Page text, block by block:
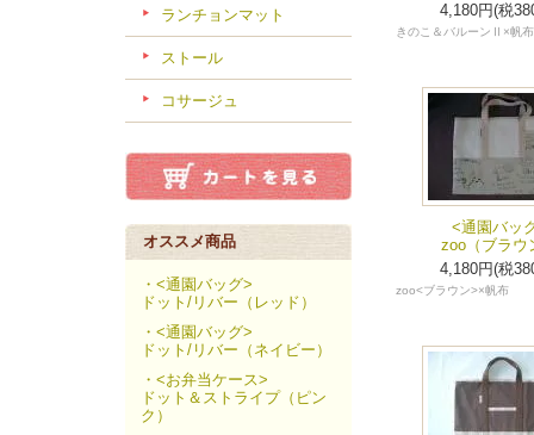
ランチョンマット
ストール
コサージュ
オススメ商品
・<通園バッグ>
ドット/リバー（レッド）
・<通園バッグ>
ドット/リバー（ネイビー）
・<お弁当ケース>
ドット＆ストライプ（ピン
ク）
4,180円(税
きのこ＆バルーンⅡ×帆布
<通園バッ
zoo（ブラウ
4,180円(税
zoo<ブラウン>×帆布